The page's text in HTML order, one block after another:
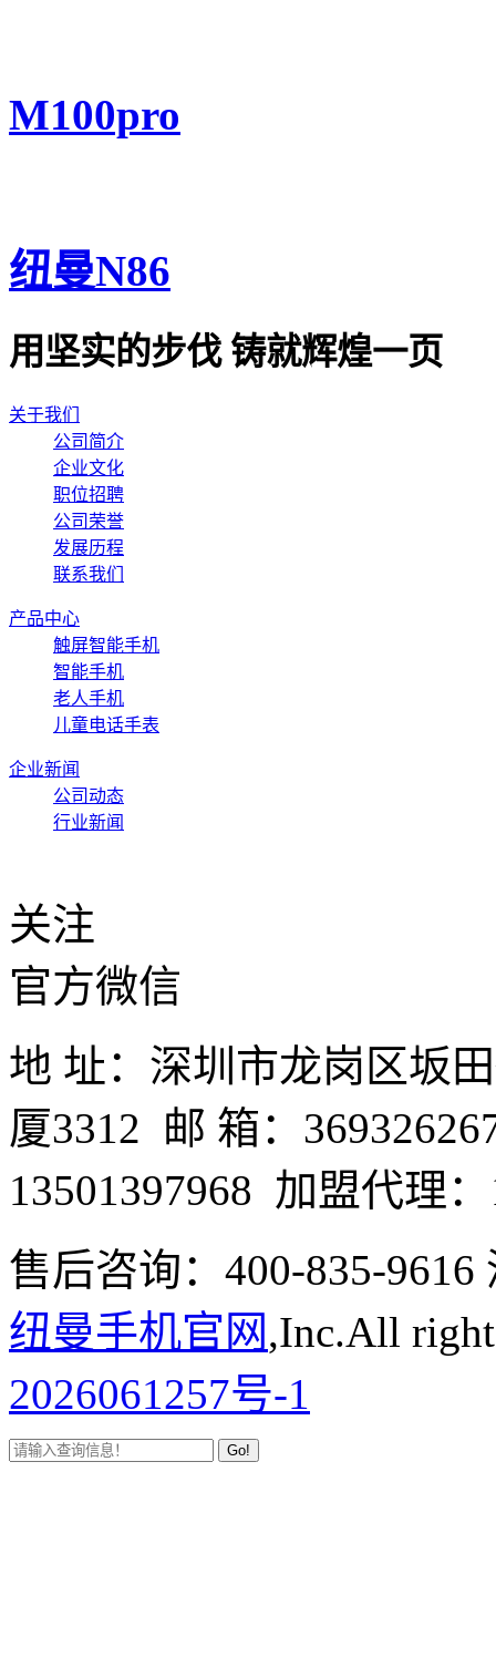
M100pro
纽曼N86
用坚实的步伐 铸就辉煌一页
关于我们
公司简介
企业文化
职位招聘
公司荣誉
发展历程
联系我们
产品中心
触屏智能手机
智能手机
老人手机
儿童电话手表
企业新闻
公司动态
行业新闻
关注
官方微信
地 址：深圳市龙岗区坂
厦3312 邮 箱：
13501397968 加盟代理
售后咨询：400-835-
纽曼手机官网,Inc.All
2026061257号-1
Go!